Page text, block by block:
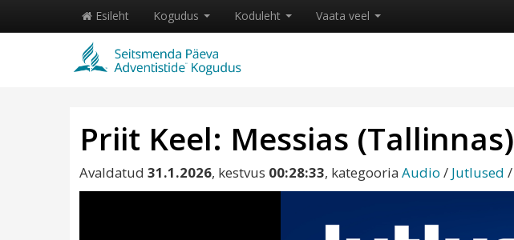
Esileht Kogudus Koduleht Vaata veel
Priit Keel: Messias (Tallinnas)
Avaldatud 31.1.2026, kestvus 00:28:33, kategooria Audio / Jutlused /